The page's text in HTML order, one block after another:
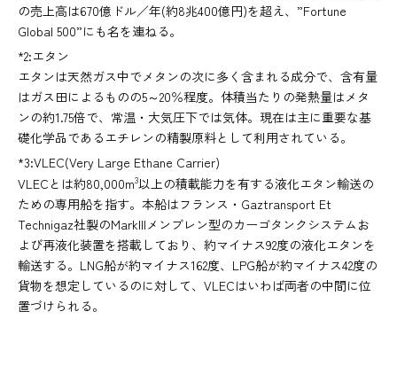
の売上高は670億ドル／年(約8兆400億円)を超え、”Fortune
Global 500”にも名を連ねる。
*2:エタン
エタンは天然ガス中でメタンの次に多く含まれる成分で、含有量
はガス田によるものの5～20％程度。体積当たりの発熱量はメタ
ンの約1.75倍で、常温・大気圧下では気体。現在は主に重要な基
礎化学品であるエチレンの精製原料として利用されている。
*3:VLEC(Very Large Ethane Carrier)
VLECとは約80,000m3以上の積載能力を有する液化エタン輸送の
ための専用船を指す。本船はフランス・Gaztransport Et
Technigaz社製のMarkIIIメンブレン型のカーゴタンクシステムお
よび再液化装置を搭載しており、約マイナス92度の液化エタンを
輸送する。LNG船が約マイナス162度、LPG船が約マイナス42度の
貨物を想定しているのに対して、VLECはいわば両者の中間に位
置づけられる。